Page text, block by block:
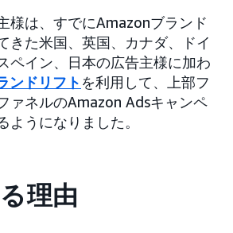
様は、すでにAmazonブランド
きた米国、英国、カナダ、ドイ
ペイン、日本の広告主様に加わ
ンドリフト を利用して、上部フ
ァネルのAmazon Adsキャンペ
ようになりました。
理由